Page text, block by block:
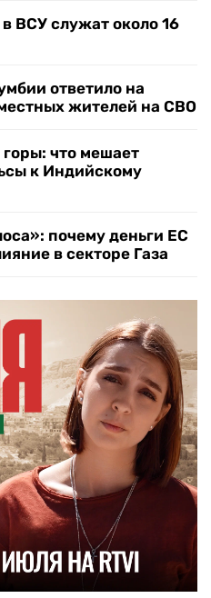
ВСУ служат около 16
ответило на
жителей на СВО
что мешает
к Индийскому
почему деньги ЕС
в секторе Газа